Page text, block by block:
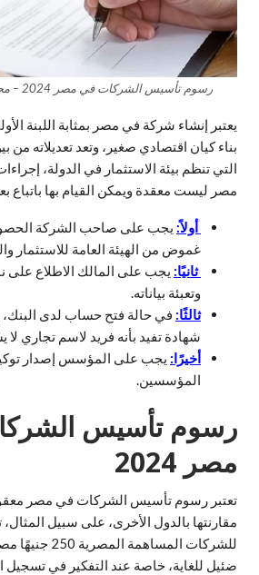
رسوم تأسيس الشركات في مصر 2024 – محامي تأسيس شركات
يعتبر إنشاء شركة في مصر بمثابة اللبنة
بناء كيان اقتصادي صغير، وتعد تعديلاته من
التي تنظم بيئة الاستثمار في الدولة،
مصر ليست معقدة ويمكن القيام بها
أولاً: يجب على صاحب الشركة
غموض من الهيئة العامة للاستثمار
ثانيًا: يجب على المالك الاطلاع على
وتعبئة بياناته.
ثالثًا: في حالة فتح حساب لدى
شهادة تفيد بأنه فريد لاسم تجاري
أخيرًا: يجب على المؤسس إصدار
المؤسسين.
رسوم تأسيس
مصر 2024
تعتبر رسوم تأسيس الشركات في مصر
مقارنتها بالدول الأخرى، على سبيل
للشركات
ضئيل للغاية، خاصة عند التفكير في